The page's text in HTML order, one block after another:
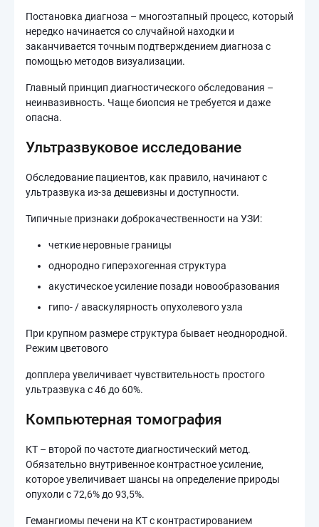
Постановка диагноза – многоэтапный процесс, который
нередко начинается со случайной находки и
заканчивается точным подтверждением диагноза с
помощью методов визуализации.
Главный принцип диагностического обследования –
неинвазивность. Чаще биопсия не требуется и даже
опасна.
Ультразвуковое исследование
Обследование пациентов, как правило, начинают с
ультразвука из-за дешевизны и доступности.
Типичные признаки доброкачественности на УЗИ:
четкие неровные границы
однородно гиперэхогенная структура
акустическое усиление позади новообразования
гипо- / аваскулярность опухолевого узла
При крупном размере структура бывает неоднородной.
Режим цветового
допплера увеличивает чувствительность простого
ультразвука с 46 до 60%.
Компьютерная томография
КТ – второй по частоте диагностический метод.
Обязательно внутривенное контрастное усиление,
которое увеличивает шансы на определение природы
опухоли с 72,6% до 93,5%.
Гемангиомы печени на КТ с контрастированием